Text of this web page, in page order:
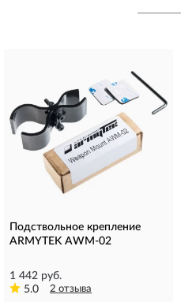
Подствольное крепление
ARMYTEK AWM-02
1 442 руб.
5.0
2 отзыва